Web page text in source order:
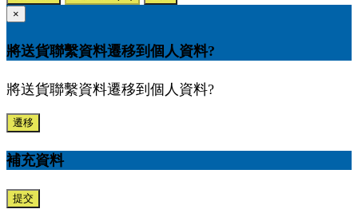
×
將送貨聯繫資料遷移到個人資料?
將送貨聯繫資料遷移到個人資料?
遷移
補充資料
提交